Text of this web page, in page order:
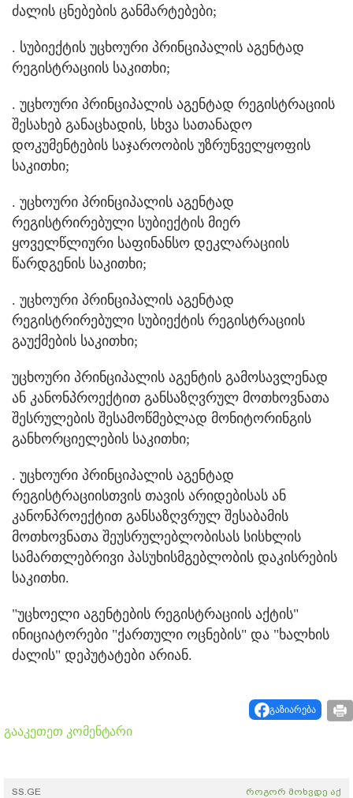
ძალის ცნებების განმარტებები;
. სუბიექტის უცხოური პრინციპალის აგენტად
რეგისტრაციის საკითხი;
. უცხოური პრინციპალის აგენტად რეგისტრაციის
შესახებ განაცხადის, სხვა სათანადო
დოკუმენტების საჯაროობის უზრუნველყოფის
საკითხი;
. უცხოური პრინციპალის აგენტად
რეგისტრირებული სუბიექტის მიერ
ყოველწლიური საფინანსო დეკლარაციის
წარდგენის საკითხი;
. უცხოური პრინციპალის აგენტად
რეგისტრირებული სუბიექტის რეგისტრაციის
გაუქმების საკითხი;
უცხოური პრინციპალის აგენტის გამოსავლენად
ან კანონპროექტით განსაზღვრულ მოთხოვნათა
შესრულების შესამოწმებლად მონიტორინგის
განხორციელების საკითხი;
. უცხოური პრინციპალის აგენტად
რეგისტრაციისთვის თავის არიდებისას ან
კანონპროექტით განსაზღვრულ შესაბამის
მოთხოვნათა შეუსრულებლობისას სისხლის
სამართლებრივი პასუხისმგებლობის დაკისრების
საკითხი.
"უცხოელი აგენტების რეგისტრაციის აქტის"
ინიციატორები "ქართული ოცნების" და "ხალხის
ძალის" დეპუტატები არიან.
გაზიარება
გააკეთეთ კომენტარი
SS.GE როგორ მოხვდე აქ